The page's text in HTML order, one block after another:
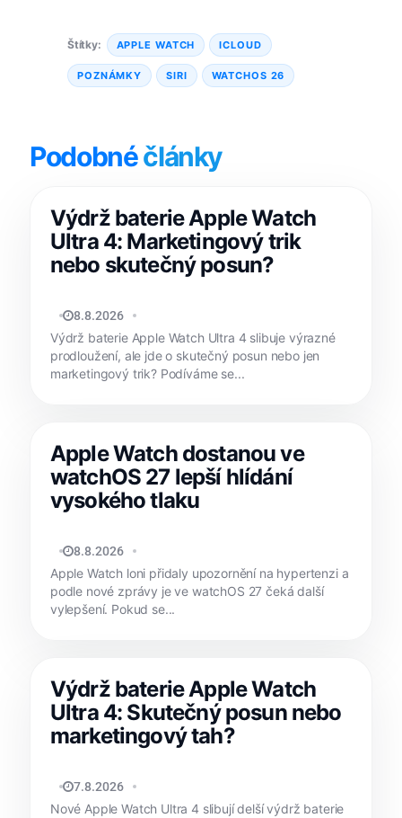
Štítky: APPLE WATCH ICLOUD
POZNÁMKY SIRI WATCHOS 26
Podobnéčlánky
Výdrž baterie Apple Watch
Ultra 4: Marketingový trik
nebo skutečný posun?
MATYÁŠ KOZÁK
8.8.2026
Výdrž baterie Apple Watch Ultra 4 slibuje výrazné
prodloužení, ale jde o skutečný posun nebo jen
marketingový trik? Podíváme se...
Apple Watch dostanou ve
watchOS 27 lepší hlídání
vysokého tlaku
MATYÁŠ KOZÁK
8.8.2026
Apple Watch loni přidaly upozornění na hypertenzi a
podle nové zprávy je ve watchOS 27 čeká další
vylepšení. Pokud se...
Výdrž baterie Apple Watch
Ultra 4: Skutečný posun nebo
marketingový tah?
MATYÁŠ KOZÁK
7.8.2026
Nové Apple Watch Ultra 4 slibují delší výdrž baterie